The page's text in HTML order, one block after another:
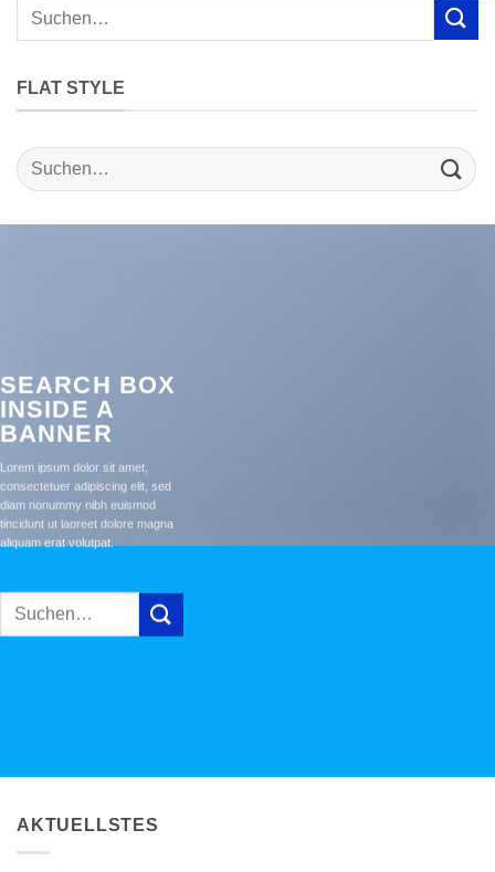
FLAT STYLE
SEARCH BOX
INSIDE A
BANNER
Lorem ipsum dolor sit amet,
consectetuer adipiscing elit, sed
diam nonummy nibh euismod
tincidunt ut laoreet dolore magna
aliquam erat volutpat.
AKTUELLSTES